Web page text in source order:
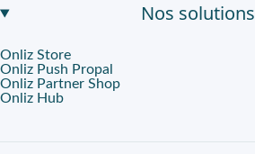
Nos solutions
Onliz Store
Onliz Push Propal
Onliz Partner Shop
Onliz Hub